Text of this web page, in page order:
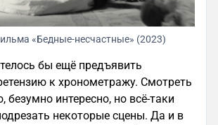
«Бедные-несчастные» (2023)
бы ещё предъявить
к хронометражу. Смотреть
безумно интересно, но всё-таки
некоторые сцены. Да и в